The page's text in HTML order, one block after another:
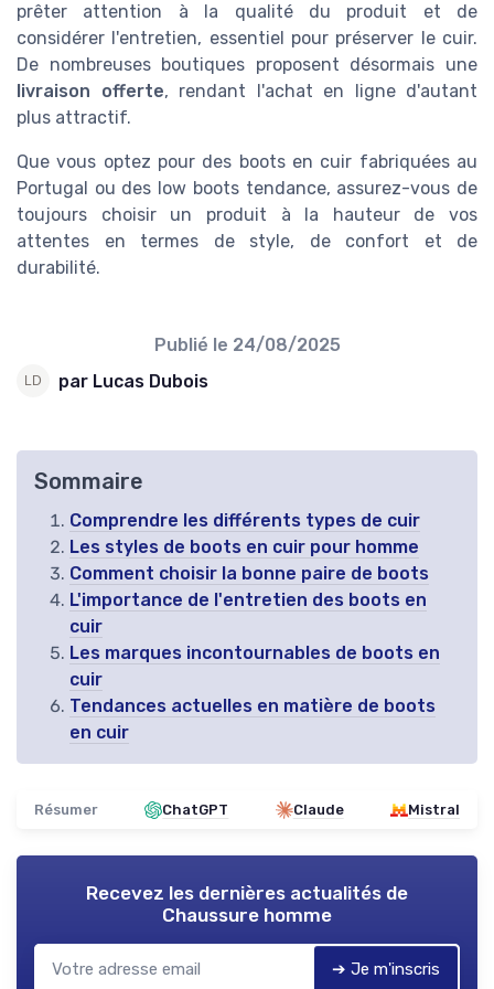
prêter attention à la qualité du produit et de
considérer l'entretien, essentiel pour préserver le cuir.
De nombreuses boutiques proposent désormais une
livraison offerte, rendant l'achat en ligne d'autant
plus attractif.
Que vous optez pour des boots en cuir fabriquées au
Portugal ou des low boots tendance, assurez-vous de
toujours choisir un produit à la hauteur de vos
attentes en termes de style, de confort et de
durabilité.
Publié le 24/08/2025
par Lucas Dubois
Sommaire
Comprendre les différents types de cuir
Les styles de boots en cuir pour homme
Comment choisir la bonne paire de boots
L'importance de l'entretien des boots en
cuir
Les marques incontournables de boots en
cuir
Tendances actuelles en matière de boots
en cuir
Résumer ChatGPT Claude Mistral
Recevez les dernières actualités de
Chaussure homme
➔ Je m'inscris